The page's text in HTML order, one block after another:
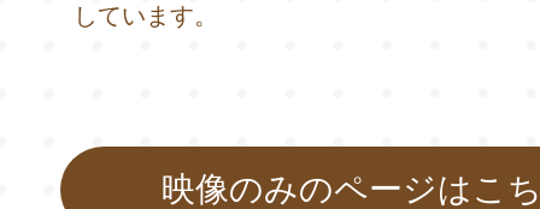
しています。
映像のみのページはこ